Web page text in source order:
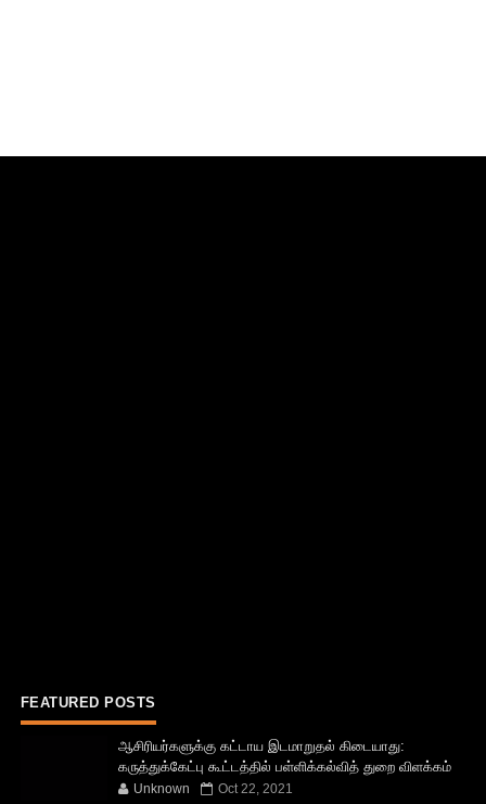
FEATURED POSTS
ஆசிரியர்களுக்கு கட்டாய இடமாறுதல் கிடையாது:
கருத்துக்கேட்பு கூட்டத்தில் பள்ளிக்கல்வித் துறை விளக்கம்
Unknown Oct 22, 2021